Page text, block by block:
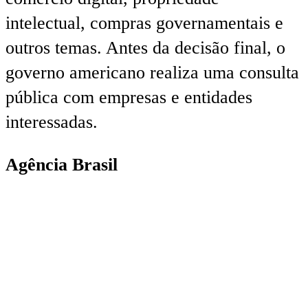
intelectual, compras governamentais e
outros temas. Antes da decisão final, o
governo americano realiza uma consulta
pública com empresas e entidades
interessadas.
Agência Brasil